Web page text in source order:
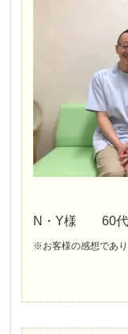
N・Y様 60代
※お客様の感想であり